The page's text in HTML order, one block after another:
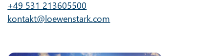
+49 531 213605500
kontakt@loewenstark.com